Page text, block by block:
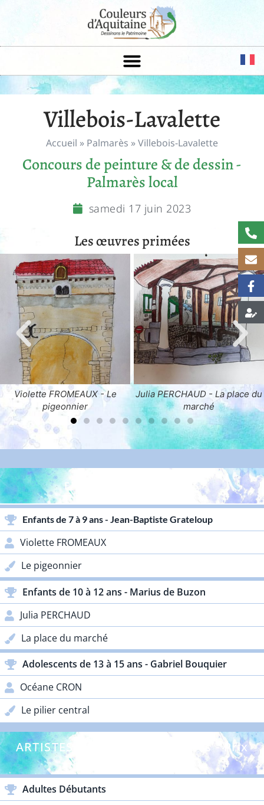
Villebois-Lavalette
Accueil » Palmarès »Villebois-Lavalette
Concours de peinture & de dessin -
Palmarès local
samedi 17 juin 2023
Les œuvres primées
Julia PERCHAUD - La place du
marché
Océane CRON - Le
central
ENFANTS & ADOLESCENTS
Enfants de 7 à 9 ans - Jean-Baptiste Grateloup
Violette FROMEAUX
Le pigeonnier
Enfants de 10 à 12 ans - Marius de Buzon
Julia PERCHAUD
La place du marché
Adolescents de 13 à 15 ans - Gabriel Bouquier
Océane CRON
Le pilier central
ARTISTES DÉBUTANTS - Adultes - Prix
Adultes Débutants